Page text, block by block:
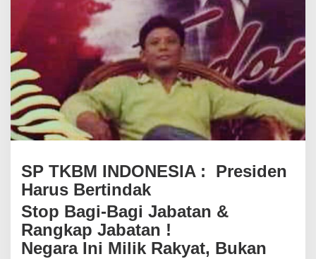
a
u
s
B
r
t
i
n
a
k
S
t
o
p
B
a
SP TKBM INDONESIA : Presiden
Harus Bertindak
Stop Bagi-Bagi Jabatan &
Rangkap Jabatan !
Negara Ini Milik Rakyat, Bukan